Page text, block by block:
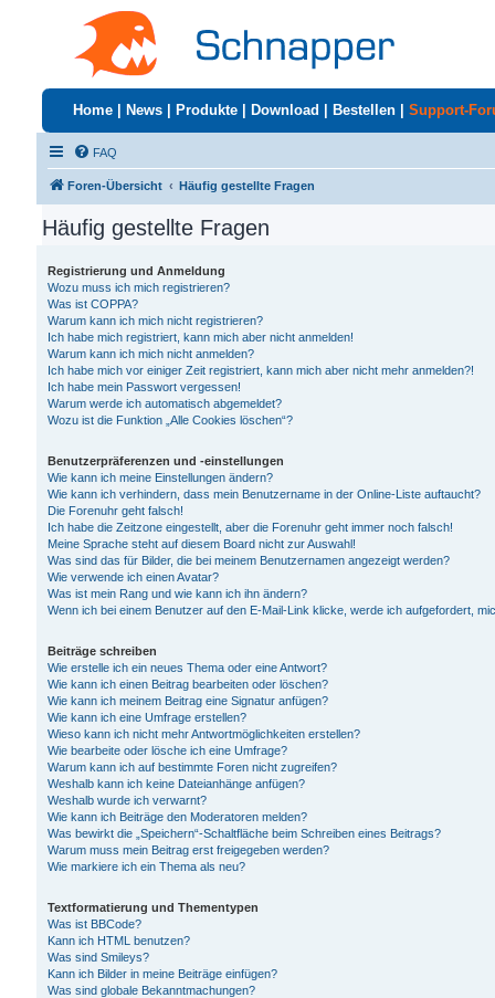
Home News Produkte Download Bestellen Support-
FAQ
Foren-Übersicht Häufig gestellte Fragen
Häufig gestellte Fragen
Registrierung und Anmeldung
Wozu muss ich mich registrieren?
Was ist COPPA?
Warum kann ich mich nicht registrieren?
Ich habe mich registriert, kann mich aber nicht anmelden!
Warum kann ich mich nicht anmelden?
Ich habe mich vor einiger Zeit registriert, kann mich aber nicht mehr anmelden?!
Ich habe mein Passwort vergessen!
Warum werde ich automatisch abgemeldet?
Wozu ist die Funktion „Alle Cookies löschen“?
Benutzerpräferenzen und -einstellungen
Wie kann ich meine Einstellungen ändern?
Wie kann ich verhindern, dass mein Benutzername in der Online-Liste auftaucht?
Die Forenuhr geht falsch!
Ich habe die Zeitzone eingestellt, aber die Forenuhr geht immer noch falsch!
Meine Sprache steht auf diesem Board nicht zur Auswahl!
Was sind das für Bilder, die bei meinem Benutzernamen angezeigt werden?
Wie verwende ich einen Avatar?
Was ist mein Rang und wie kann ich ihn ändern?
Wenn ich bei einem Benutzer auf den E-Mail-Link klicke, werde ich aufgefordert,
Beiträge schreiben
Wie erstelle ich ein neues Thema oder eine Antwort?
Wie kann ich einen Beitrag bearbeiten oder löschen?
Wie kann ich meinem Beitrag eine Signatur anfügen?
Wie kann ich eine Umfrage erstellen?
Wieso kann ich nicht mehr Antwortmöglichkeiten erstellen?
Wie bearbeite oder lösche ich eine Umfrage?
Warum kann ich auf bestimmte Foren nicht zugreifen?
Weshalb kann ich keine Dateianhänge anfügen?
Weshalb wurde ich verwarnt?
Wie kann ich Beiträge den Moderatoren melden?
Was bewirkt die „Speichern“-Schaltfläche beim Schreiben eines Beitrags?
Warum muss mein Beitrag erst freigegeben werden?
Wie markiere ich ein Thema als neu?
Textformatierung und Thementypen
Was ist BBCode?
Kann ich HTML benutzen?
Was sind Smileys?
Kann ich Bilder in meine Beiträge einfügen?
Was sind globale Bekanntmachungen?